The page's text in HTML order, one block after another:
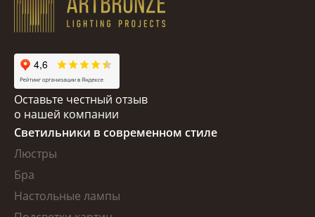
Оставьте честный отзыв
о нашей компании
Светильники в современном стиле
Люстры
Бра
Настольные лампы